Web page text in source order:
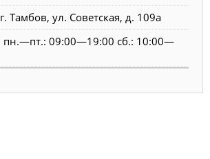
г. Тамбов, ул. Советская, д. 109а
пн.—пт.: 09:00—19:00 сб.: 10:00—